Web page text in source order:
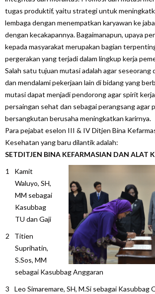
tugas produktif, yaitu strategi untuk
lembaga dengan menempatkan karyawan ke
dengan kecakapannya. Bagaimanapun, upaya
kepada masyarakat merupakan bagian
pergerakan yang terjadi dalam lingkup kerja
Salah satu tujuan mutasi adalah agar seseorang
dan mendalami pekerjaan lain di bidang yang
mutasi dapat menjadi pendorong agar spirit
persaingan sehat dan sebagai perangsang agar
bersangkutan berusaha meningkatkan karirnya.
Para pejabat eselon III & IV Ditjen Bina
Kesehatan yang baru dilantik adalah:
SETDITJEN BINA KEFARMASIAN DAN ALAT
Kamit
Waluyo, SH,
MM sebagai
Kasubbag
TU dan Gaji
Titien
Suprihatin,
S.Sos, MM
sebagai Kasubbag Anggaran
Leo Simaremare, SH, M.Si sebagai Kasubbag